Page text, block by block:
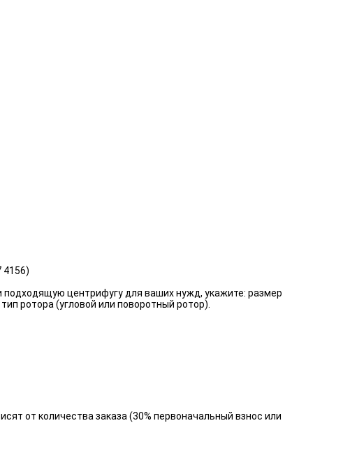
4156)
центрифугу для ваших нужд, укажите: размер
ротора (угловой или поворотный ротор).
от количества заказа (30% первоначальный взнос или